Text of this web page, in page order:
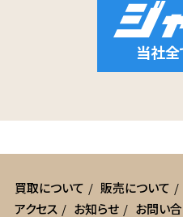
当社全
買取について 販売について
アクセス
お知らせ お問い